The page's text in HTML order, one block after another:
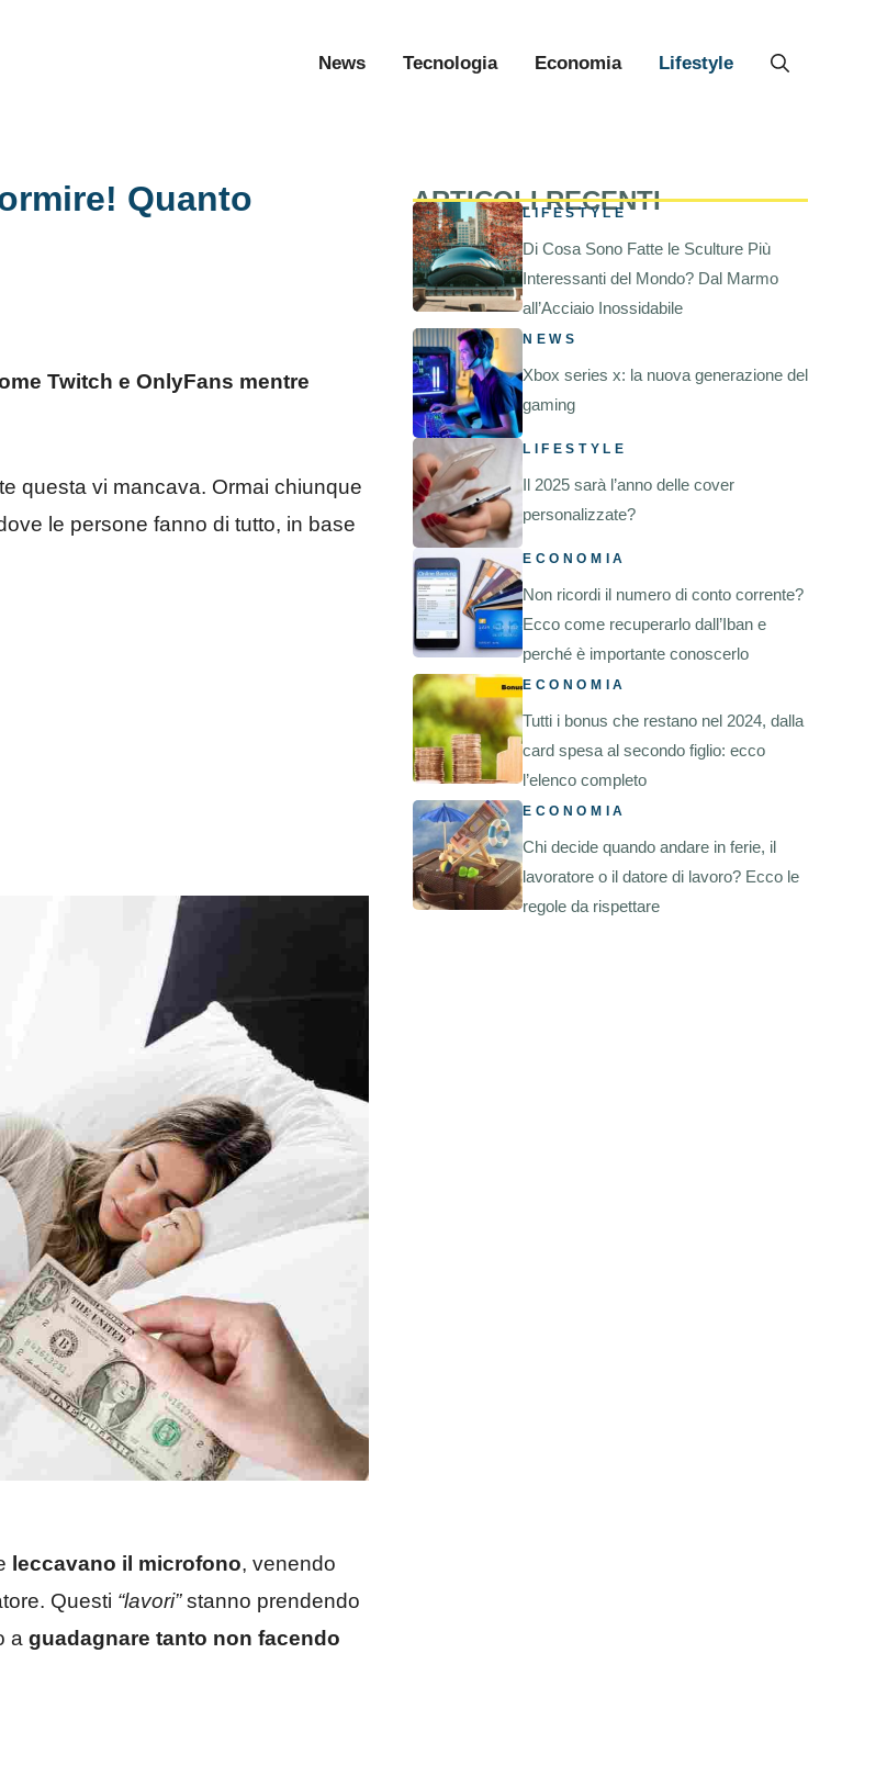
News Tecnologia Economia Lifestyle
Quanto
Twitch e OnlyFans mentre
questa vi mancava. Ormai chiunque
le persone fanno di tutto, in base
leccavano il microfono, venendo
Questi “lavori”stanno prendendo
a guadagnare tanto non facendo
ARTICOLI RECENTI
LIFESTYLE
Di Cosa Sono Fatte le Sculture Più
Interessanti del Mondo? Dal Marmo
all’Acciaio Inossidabile
NEWS
Xbox series x: la nuova generazione del
gaming
LIFESTYLE
Il 2025 sarà l’anno delle cover
personalizzate?
ECONOMIA
Non ricordi il numero di conto corrente?
Ecco come recuperarlo dall’Iban e
perché è importante conoscerlo
ECONOMIA
Tutti i bonus che restano nel 2024, dalla
card spesa al secondo figlio: ecco
l’elenco completo
ECONOMIA
Chi decide quando andare in ferie, il
lavoratore o il datore di lavoro? Ecco le
regole da rispettare